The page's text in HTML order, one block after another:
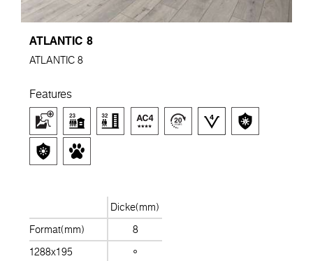
ATLANTIC 8
ATLANTIC 8
Features
Dicke(mm)
Format(mm)
8
1288x195